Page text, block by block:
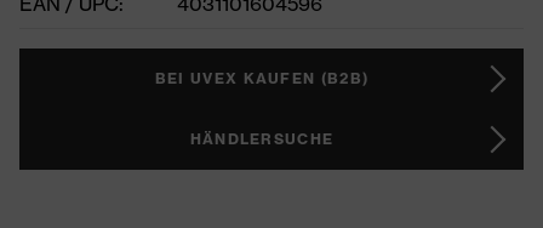
BEI UVEX KAUFEN (B2B)
HÄNDLERSUCHE